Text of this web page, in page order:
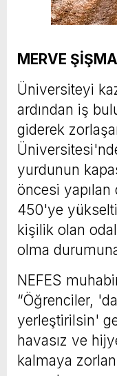
MERVE
Üniversiteyi
ardından iş
giderek
yurdunun
öncesi
450'ye
kişilik olan
olma
NEFES
“Öğrenciler,
yerleştirilsin'
havasız ve
kalmaya